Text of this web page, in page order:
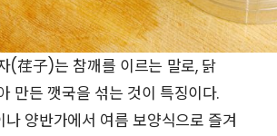
(荏子)는 참깨를 이르는 말로, 닭
만든 깻국을 섞는 것이 특징이다.
나 양반가에서 여름 보양식으로 즐겨